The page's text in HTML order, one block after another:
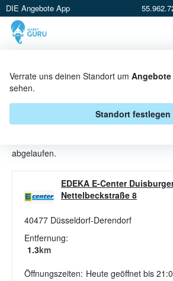
DIE Angebote App
Verrate uns deinen Standort um
sehen.
Standort festlegen
WEISSER RUM
KTIONEN BEI E CENTER
abgelaufen.
EDEKA E-Center
Nettelbeckstraße 8
40477 Düsseldorf-Derendorf
Entfernung:
1.3km
Öffnungszeiten: Heute geöffnet bis